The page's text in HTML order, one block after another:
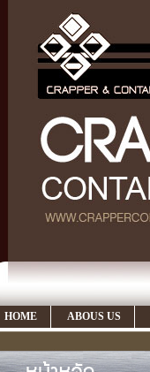
HOME ABOUS US